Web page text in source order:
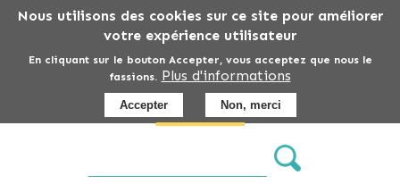
Nous utilisons des cookies sur ce site pour améliorer
votre expérience utilisateur
En cliquant sur le bouton Accepter, vous acceptez que nous le
fassions. Plus d'informations
Accepter Non, merci
Aller
au
contenu
principal